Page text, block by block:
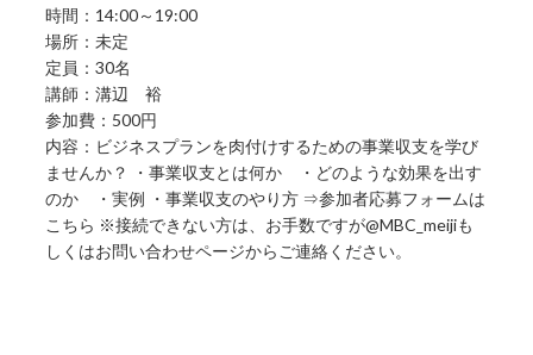
時間：14:00～19:00
場所：未定
定員：30名
講師：溝辺 裕
参加費：500円
内容：ビジネスプランを肉付けするための事業収支を学び
ませんか？ ・事業収支とは何か ・どのような効果を出す
のか ・実例 ・事業収支のやり方 ⇒参加者応募フォームは
こちら ※接続できない方は、お手数ですが@MBC_meijiも
しくはお問い合わせページからご連絡ください。